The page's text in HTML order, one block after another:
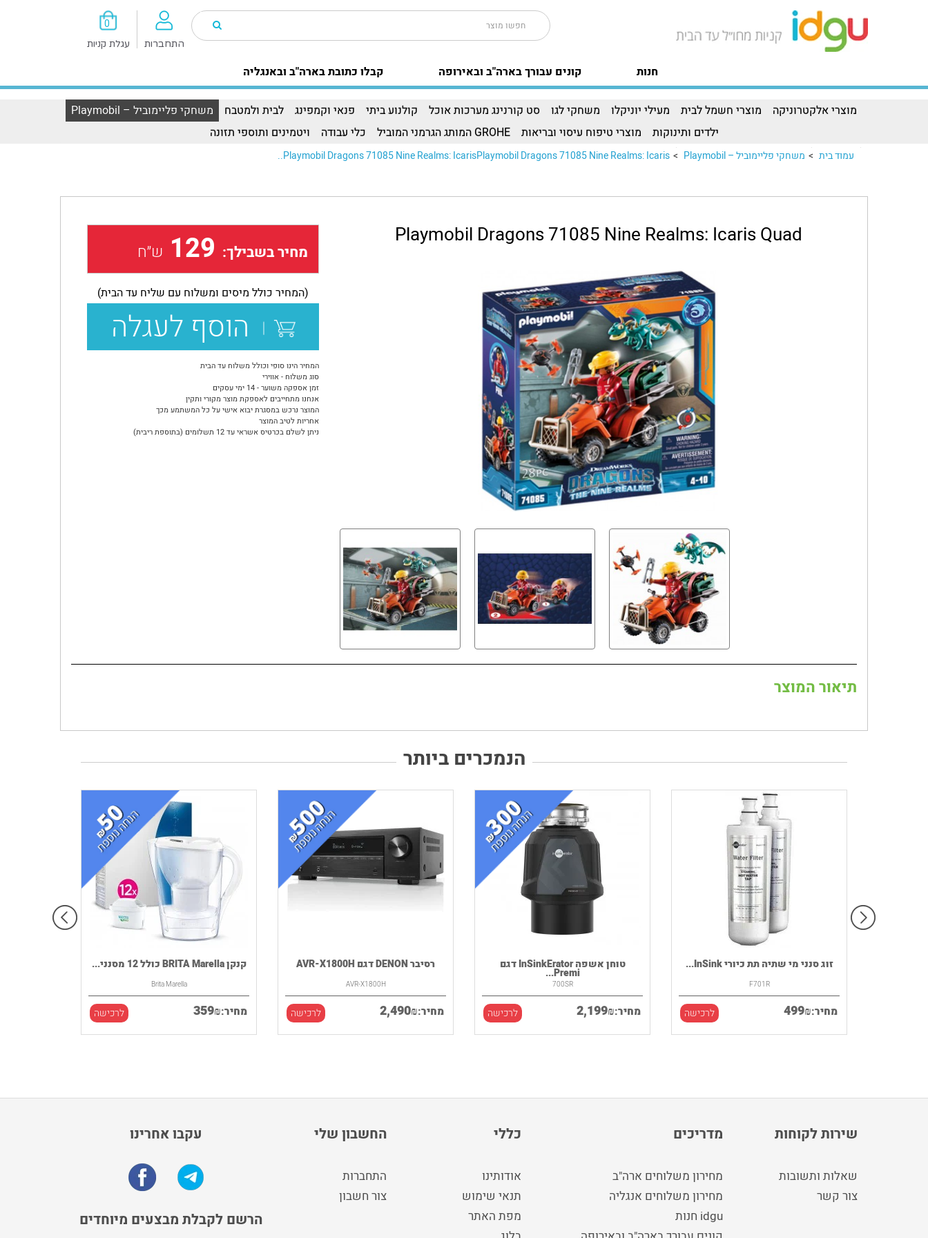
0
עגלת קניות התחברות
קבלו כתובת בארה"ב ובאנגליה קונים עבורך בארה"ב ובאירופה חנות
מוצרי אלקטרוניקה מוצרי חשמל לבית מעילי יוניקלו משחקי לגו סט קורנינג מערכות אוכל קולנוע ביתי פנאי וקמפינג לבית ולמטבח
משחקי פליימוביל – Playmobil
ילדים ותינוקות
מוצרי טיפוח עיסוי ובריאות GROHE המותג הגרמני המוביל כלי עבודה ויטמינים ותוספי תזונה
עמוד בית > משחקי פליימוביל – Playmobil >
Playmobil Dragons 71085 Nine Realms: IcarisPlaymobil Dragons 71085 Nine Realms: Icaris..
Playmobil Dragons 71085 Nine Realms: Icaris Quad
מחיר בשבילך: 129 ש״ח
(המחיר כולל מיסים ומשלוח עם שליח עד הבית)
הוסף לעגלה
המחיר הינו סופי וכולל משלוח עד הבית
סוג משלוח - אווירי
זמן אספקה משוער - 14 ימי עסקים
אנחנו מתחייבים לאספקת מוצר מקורי ותקין
המוצר נרכש במסגרת יבוא אישי על כל המשתמע מכך
אחריות לטיב המוצר
ניתן לשלם בכרטיס אשראי עד 12 תשלומים (בתוספת ריבית)
תיאור המוצר
הנמכרים ביותר
קנקן BRITA Marella כולל 12 מסנני...
Brita Marella
מחיר: 359₪ לרכישה
רסיבר DENON דגם AVR-X1800H
AVR-X1800H
מחיר: 2,490₪ לרכישה
טוחן אשפה InSinkErator דגם
Premi...
700SR
מחיר: 2,199₪ לרכישה
זוג סנני מי שתיה תת כיורי InSink...
F701R
מחיר: 499₪ לרכישה
עקבו אחרינו
הרשם לקבלת מבצעים מיוחדים
החשבון שלי
התחברות
צור חשבון
כללי
אודותינו
תנאי שימוש
מפת האתר
מדריכים
מחירון משלוחים ארה"ב
מחירון משלוחים אנגליה
idgu חנות
שירות לקוחות
שאלות ותשובות
צור קשר